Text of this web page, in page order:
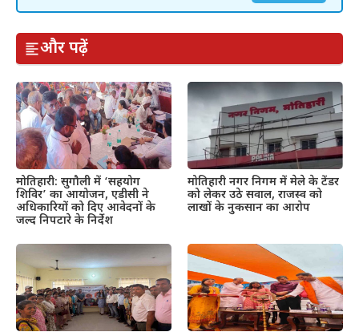
और पढ़ें
मोतिहारी: सुगौली में ‘सहयोग
शिविर’ का आयोजन, एडीसी ने
अधिकारियों को दिए आवेदनों के
जल्द निपटारे के निर्देश
मोतिहारी नगर निगम में मेले के टेंडर
को लेकर उठे सवाल, राजस्व को
लाखों के नुकसान का आरोप